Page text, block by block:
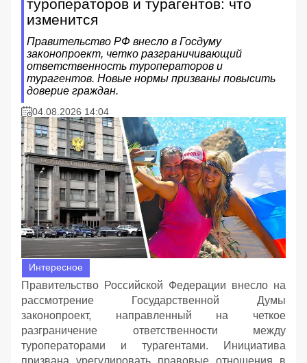
туроператоров и турагентов: что
изменится
Правительство РФ внесло в Госдуму
законопроект, четко разграничивающий
ответственность туроператоров и
турагентов. Новые нормы призваны повысить
доверие граждан.
04.08.2026 14:04
Интересное
Правительство Российской Федерации внесло на
рассмотрение Государственной Думы
законопроект, направленный на четкое
разграничение ответственности между
туроператорами и турагентами. Инициатива
призвана урегулировать правовые отношения в